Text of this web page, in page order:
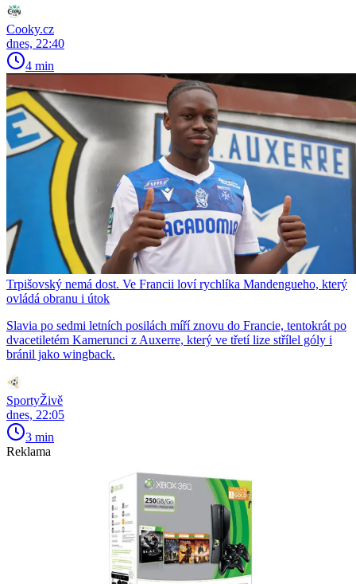
Cooky.cz
dnes, 22:40
4 min
Trpišovský nemá dost. Ve Francii loví rychlíka Mandengueho, který
ovládá obranu i útok
Slavia po sedmi letních posilách míří znovu do Francie, tentokrát po
dvacetiletém Kamerunci z Auxerre, který ve třetí lize střílel góly i
bránil jako wingback.
SportyŽivě
dnes, 22:05
3 min
Reklama